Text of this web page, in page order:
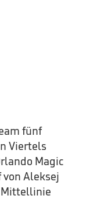
fünf
Viertels
Magic
von Aleksej
Mittellinie